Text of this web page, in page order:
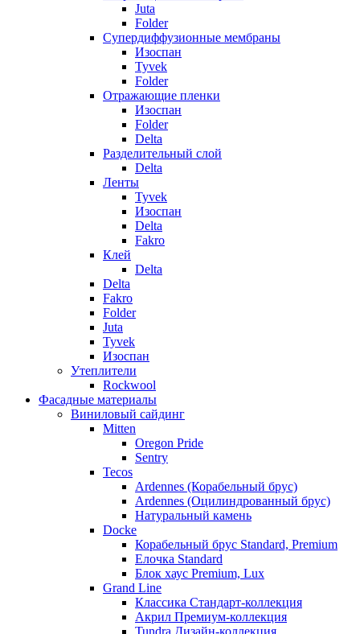
Juta
Folder
Супердиффузионные мембраны
Изоспан
Tyvek
Folder
Отражающие пленки
Изоспан
Folder
Delta
Разделительный слой
Delta
Ленты
Tyvek
Изоспан
Delta
Fakro
Клей
Delta
Delta
Fakro
Folder
Juta
Tyvek
Изоспан
Утеплители
Rockwool
Фасадные материалы
Виниловый сайдинг
Mitten
Oregon Pride
Sentry
Tecos
Ardennes (Корабельный брус)
Ardennes (Оцилиндрованный брус)
Натуральный камень
Docke
Корабельный брус Standard, Premium
Елочка Standard
Блок хаус Premium, Lux
Grand Line
Классика Стандарт-коллекция
Акрил Премиум-коллекция